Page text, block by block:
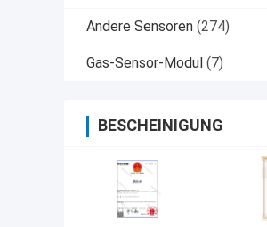
Andere Sensoren (274)
Gas-Sensor-Modul (7)
BESCHEINIGUNG